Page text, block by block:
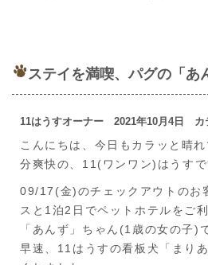
ステイを満喫、パグの「あ
11はうすオーナー 2021年10月4日 カ
こんにちは、今日もカラッと晴
分爽快の、11(ワンワン)はうすで
09/17(金)のチェックアウトのお
スと1泊2日でペットホテルをご
「あんず」ちゃん(1歳の女の子)
早速、11はうすの看板犬「まり